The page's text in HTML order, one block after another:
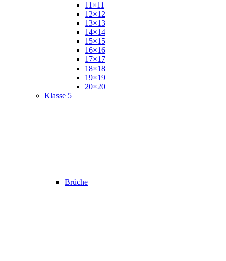
11×11
12×12
13×13
14×14
15×15
16×16
17×17
18×18
19×19
20×20
Klasse 5
Brüche